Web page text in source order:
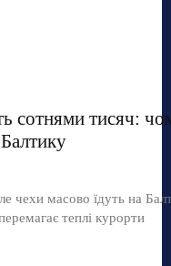
сотнями тисяч:
чехи масово їдуть на
теплі курорти